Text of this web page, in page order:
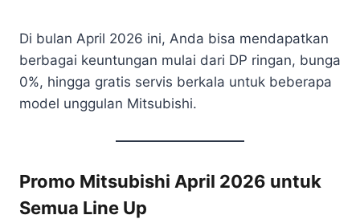
Di bulan April 2026 ini, Anda bisa mendapatkan
berbagai keuntungan mulai dari DP ringan, bunga
0%, hingga gratis servis berkala untuk beberapa
model unggulan Mitsubishi.
Promo Mitsubishi April 2026 untuk
Semua Line Up